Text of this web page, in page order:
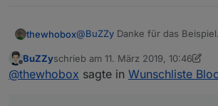
thewhobox@BuZZy Danke für das
In der io-package muss noch
angegeben werden.
Weißt du auch ob es möglich ist
mehrere Elemente in
Offline
BuZZyschrieb am 11. März 2019, 10:46
zuletzt editiert von BuZZy 3. Nov.
@thewhobox sagte in Wunschliste